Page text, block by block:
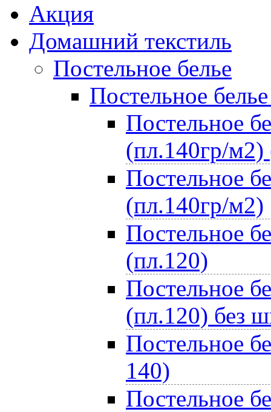
Акция
Домашний текстиль
Постельное белье
Постельное
Постельное
(пл.140гр/м2)
Постельное
(пл.140гр/м2)
Постельное
(пл.120)
Постельное
(пл.120) без
Постельное
140)
Постельное